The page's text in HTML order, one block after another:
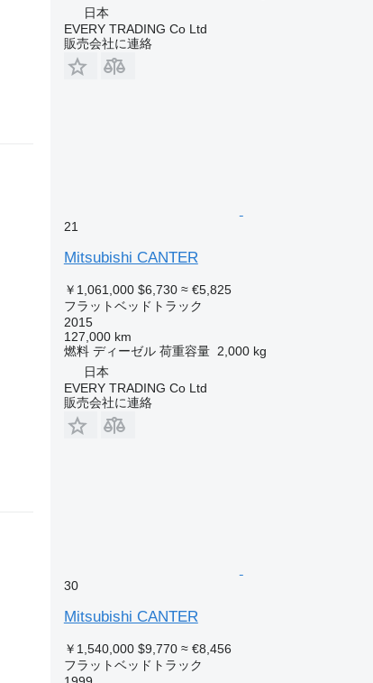
日本
EVERY TRADING Co Ltd
販売会社に連絡
21
Mitsubishi CANTER
￥1,061,000 $6,730 ≈ €5,825
フラットベッドトラック
2015
127,000 km
燃料 ディーゼル 荷重容量 2,000 kg
日本
EVERY TRADING Co Ltd
販売会社に連絡
30
Mitsubishi CANTER
￥1,540,000 $9,770 ≈ €8,456
フラットベッドトラック